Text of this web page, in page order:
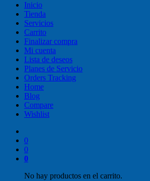
Inicio
Tienda
Servicios
Carrito
Finalizar compra
Mi cuenta
Lista de deseos
Planes de Servicio
Orders Tracking
Home
Blog
Compare
Wishlist
0
0
0
No hay productos en el carrito.